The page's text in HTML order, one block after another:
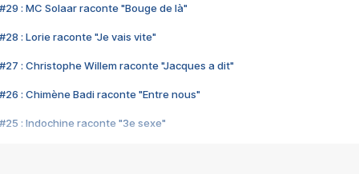
#29 : MC Solaar raconte "Bouge de là"
#28 : Lorie raconte "Je vais vite"
#27 : Christophe Willem raconte "Jacques a dit"
#26 : Chimène Badi raconte "Entre nous"
#25 : Indochine raconte "3e sexe"